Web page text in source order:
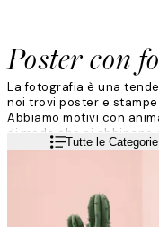
Poster con
La fotografia è una
noi trovi poster e
Abbiamo motivi con
di moda che si
citazione.
Leggi di piùTutte le Categorie